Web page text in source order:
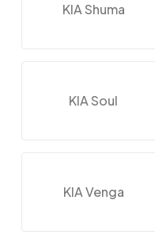
KIA Shuma
KIA Soul
KIA Venga